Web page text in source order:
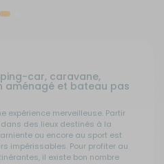
car, caravane,
aménagé et bateau pas
expérience merveilleuse. Partir
des lieux destinés à la
ou encore au sport est
impérissables. Pour profiter au
il existe bon nombre